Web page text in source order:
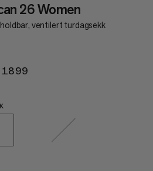
26 Women
ventilert turdagsekk